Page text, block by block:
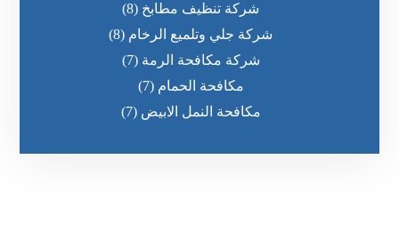
شركة تنظيف مطابخ (8)
شركة جلي وتلميع الرخام (8)
شركة مكافحة الرمة (7)
مكافحة الحمام (7)
مكافحة النمل الابيض (7)